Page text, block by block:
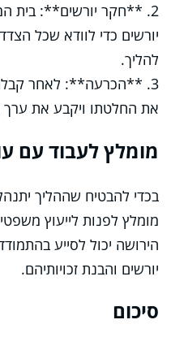
2. **חקר יורשים**: בית
יורשים כדי לוודא שכל
להליך.
3. **הכרעה**: לאחר
את החלטתו ויקבע את ערך
מומלץ לעבוד עם
בכדי להבטיח שההליך
מומלץ לפנות לייעוץ
הירושה יכול לסייע
יורשים והבנת זכויותיהם.
סיכום